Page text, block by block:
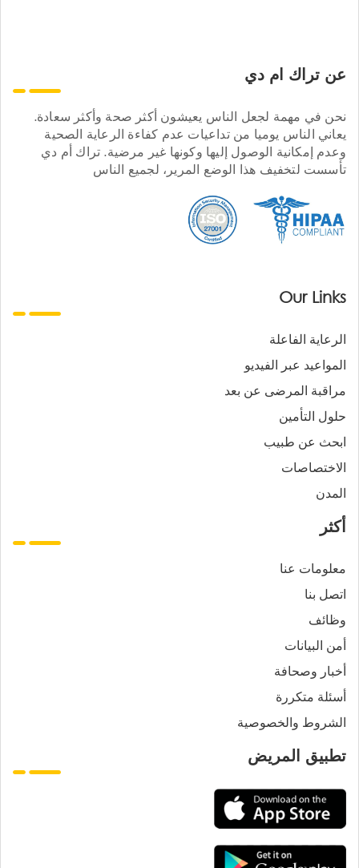
عن تراك ام دي
نحن في مهمة لجعل الناس يعيشون أكثر صحة وأكثر سعادة.
يعاني الناس يوميا من تداعيات عدم كفاءة الرعاية الصحية
وعدم إمكانية الوصول إليها وكونها غير مرضية. تراك أم دي
تأسست لتخفيف هذا الوضع المرير، لجميع الناس
Our Links
الرعاية الفاعلة
المواعيد عبر الفيديو
مراقبة المرضى عن بعد
حلول التأمين
ابحث عن طبيب
الاختصاصات
المدن
أكثر
معلومات عنا
اتصل بنا
وظائف
أمن البيانات
أخبار وصحافة
أسئلة متكررة
الشروط والخصوصية
تطبيق المريض